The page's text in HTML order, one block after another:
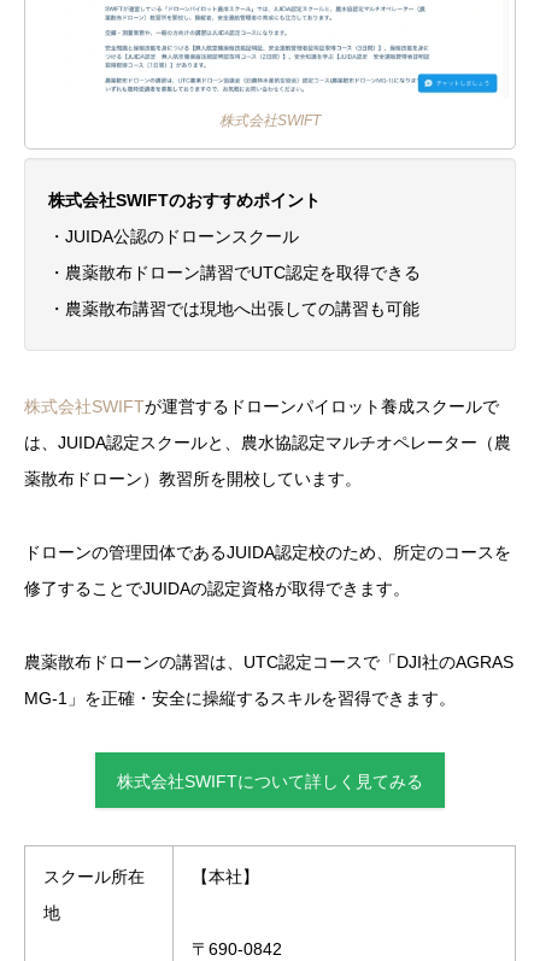
株式会社SWIFT
株式会社SWIFTのおすすめポイント
・JUIDA公認のドローンスクール
・農薬散布ドローン講習でUTC認定を取得できる
・農薬散布講習では現地へ出張しての講習も可能
株式会社SWIFTが運営するドローンパイロット養成スクールで
は、JUIDA認定スクールと、農水協認定マルチオペレーター（農
薬散布ドローン）教習所を開校しています。
ドローンの管理団体であるJUIDA認定校のため、所定のコースを
修了することでJUIDAの認定資格が取得できます。
農薬散布ドローンの講習は、UTC認定コースで「DJI社のAGRAS
MG-1」を正確・安全に操縦するスキルを習得できます。
株式会社SWIFTについて詳しく見てみる
スクール所在
地
【本社】
〒690-0842